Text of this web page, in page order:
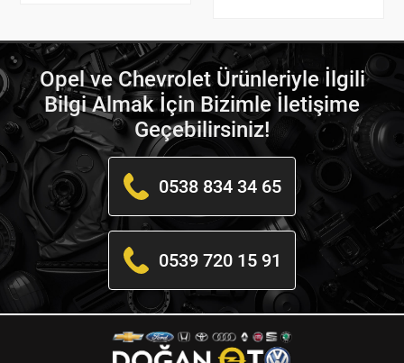
Opel ve Chevrolet Ürünleriyle İlgili
Bilgi Almak İçin Bizimle İletişime
Geçebilirsiniz!
0538 834 34 65
0539 720 15 91